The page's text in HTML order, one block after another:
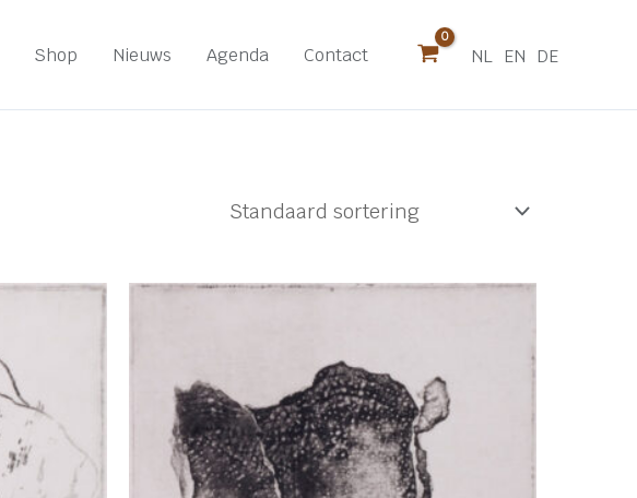
Shop Nieuws Agenda Contact NL EN DE